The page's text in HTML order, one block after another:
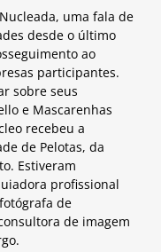
uma fala de
desde o último
ao
participantes.
sobre seus
e Mascarenhas
recebeu a
de Pelotas, da
Estiveram
profissional
de
de imagem